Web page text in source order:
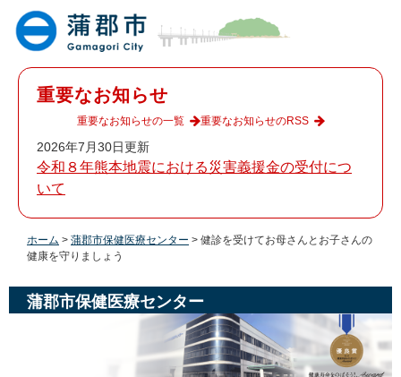
重要なお知らせ
2026年7月30日更新
令和８年熊本地震における災害義援金の受付につ
いて
重要なお知らせの一覧 重要なお知らせのRSS
ホーム > 蒲郡市保健医療センター > 健診を受けてお母さんとお子さんの
健康を守りましょう
蒲郡市保健医療センター